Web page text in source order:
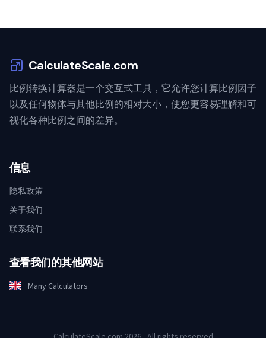
CalculateScale.com
比例转换计算器是一个交互式工具，它允许您计算比例因子
以及任何物体与其他比例的相对大小，使您更容易理解和可
视化各种比例之间的差异。
信息
隐私政策
关于我们
联系我们
查看我们的其他网站
Many Calculators